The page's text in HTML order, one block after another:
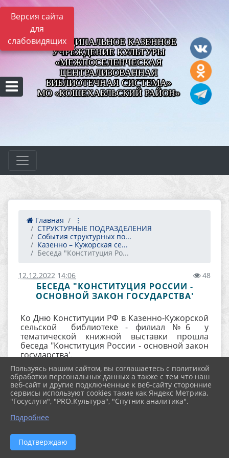
Версия сайта
для
слабовидящихМУНИЦИПАЛЬНОЕ КАЗЕННОЕ
УЧРЕЖДЕНИЕ КУЛЬТУРЫ
«МЕЖПОСЕЛЕНЧЕСКАЯ
ЦЕНТРАЛИЗОВАННАЯ
БИБЛИОТЕЧНАЯ СИСТЕМА»
МО «КОШЕХАБЛЬСКИЙ РАЙОН»
Главная
⋮
СТРУКТУРНЫЕ ПОДРАЗДЕЛЕНИЯ
События структурных по...
Казенно – Кужорская се...
Беседа "Конституция Ро...
12.12.2022 14:06 48
БЕСЕДА "КОНСТИТУЦИЯ РОССИИ -
ОСНОВНОЙ ЗАКОН ГОСУДАРСТВА'
Ко Дню Конституции РФ в Казенно-Кужорской
сельской библиотеке - филиал №6 у
тематической книжной выставки прошла
беседа "Конституция России - основной закон
государства'.
Заведующая библиотекой познакомила
читателей с Конституцией РФ - высшим
нормативно - правовым актом, который
закрепляет государственное устройство
органов власти, систему госуправления,
определяет права и свободы человека и
гражданина РФ.
Пользуясь нашим сайтом, вы соглашаетесь с политикой
обработки персональных данных а также с тем что наш
веб-сайт и другие подключенные к веб-сайту сторонние
сервисы используют cookies такие как Яндекс Метрика,
"Госуслуги", "PRO.Культура", "Спутник аналитика".
Подробнее
Подтверждаю